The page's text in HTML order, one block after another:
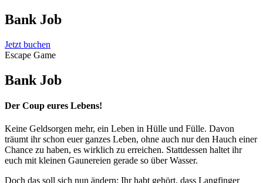
Bank Job
Jetzt buchen
Escape Game
Bank Job
Der Coup eures Lebens!
Keine Geldsorgen mehr, ein Leben in Hülle und Fülle. Davon
träumt ihr schon euer ganzes Leben, ohne auch nur den Hauch einer
Chance zu haben, es wirklich zu erreichen. Stattdessen haltet ihr
euch mit kleinen Gaunereien gerade so über Wasser.
Doch das soll sich nun ändern: Ihr habt gehört, dass Langfinger